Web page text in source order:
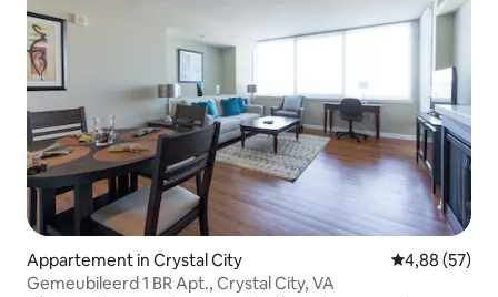
Appartement in Crystal City Gemiddelde
4,88 (57)
Gemeubileerd 1 BR Apt., Crystal City, VA